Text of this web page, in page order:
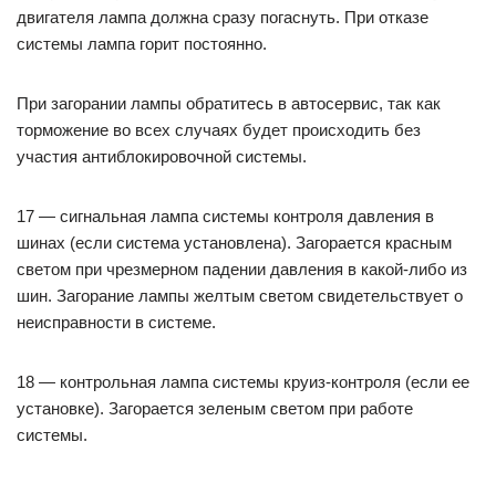
двигателя лампа должна сразу погаснуть. При отказе
системы лампа горит постоянно.
При загорании лампы обратитесь в автосервис, так как
торможение во всех случаях будет происходить без
участия антиблокировочной системы.
17 — сигнальная лампа системы контроля давления в
шинах (если система установлена). Загорается красным
светом при чрезмерном падении давления в какой-либо из
шин. Загорание лампы желтым светом свидетельствует о
неисправности в системе.
18 — контрольная лампа системы круиз-контроля (если ее
установке). Загорается зеленым светом при работе
системы.